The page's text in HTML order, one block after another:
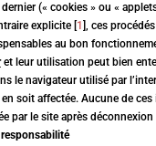
(« cookies » ou «
explicite [ 1 ], ces
au bon
et leur utilisation peut bien
le navigateur utilisé par
soit affectée. Aucune de
par le site après déconnexion